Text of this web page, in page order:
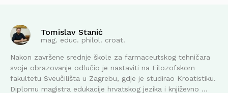
Tomislav Stanić
mag. educ. philol. croat.
Nakon završene srednje škole za farmaceutskog tehničara
svoje obrazovanje odlučio je nastaviti na Filozofskom
fakultetu Sveučilišta u Zagrebu, gdje je studirao Kroatistiku.
Diplomu magistra edukacije hrvatskog jezika i književno ...